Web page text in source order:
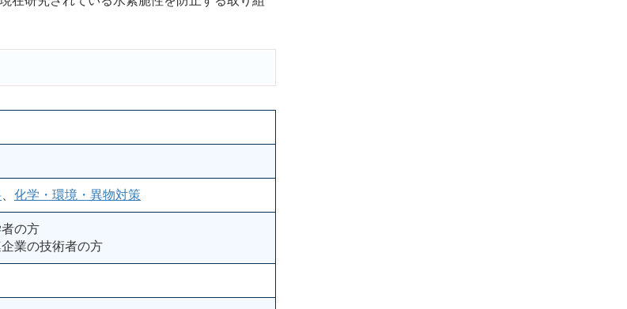
化学・環境・異物対策
の方
業の技術者の方